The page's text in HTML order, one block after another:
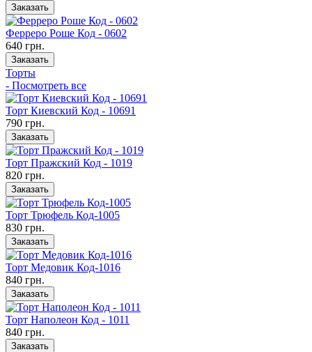
Заказать
Ферреро Роше Код - 0602
640 грн.
Заказать
Торты
- Посмотреть все
Торт Киевский Код - 10691
790 грн.
Заказать
Торт Пражский Код - 1019
820 грн.
Заказать
Торт Трюфель Код-1005
830 грн.
Заказать
Торт Медовик Код-1016
840 грн.
Заказать
Торт Наполеон Код - 1011
840 грн.
Заказать